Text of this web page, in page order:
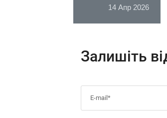
14 Апр 2026
Залишіть